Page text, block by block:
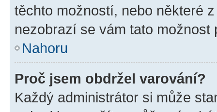
těchto možností, nebo některé
nezobrazí se vám tato
Nahoru
Proč jsem obdržel varování?
Každý administrátor si může